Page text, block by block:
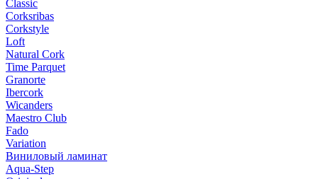
Classic
Corksribas
Corkstyle
Loft
Natural Cork
Time Parquet
Granorte
Ibercork
Wicanders
Мaestro Club
Fado
Variation
Виниловый ламинат
Aqua-Step